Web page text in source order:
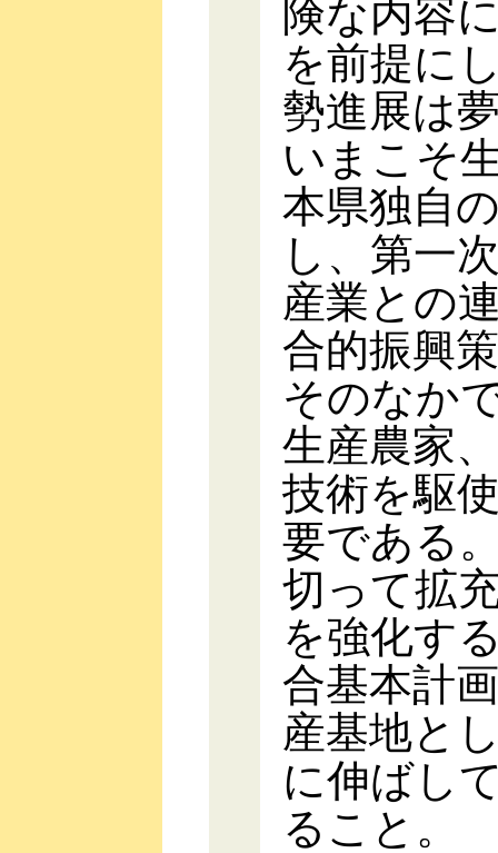
険な内容
を前提に
勢進展は
いまこそ
本県独自
し、第一
産業との
合的振興
そのなか
生産農家
技術を駆
要である
切って拡
を強化す
合基本計
産基地と
に伸ばし
ること。